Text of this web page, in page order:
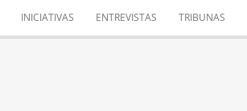
INICIATIVAS ENTREVISTAS TRIBUNAS